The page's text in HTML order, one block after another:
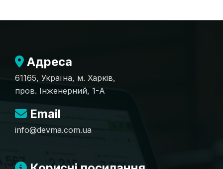
Адреса
61165, Україна, м. Харків,
пров. Інженерний, 1-А
Email
info@devma.com.ua